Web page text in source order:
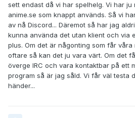
sett endast då vi har spelhelg. Vi har
anime.se som knappt används. Så vi
av nå Discord... Däremot så har jag
kunna använda det utan klient och via
plus. Om det är någonting som får
oftare så kan det ju vara värt. Om det
överge IRC och vara kontaktbar på ett
program så är jag såld. Vi får väl testa
händer...